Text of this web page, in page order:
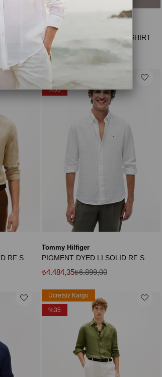
Calvin Klein
LS SOLID LINEN CLASSIC SHIRT
₺3.574,35 ₺5.499,00
PIGMENT DYED LI SOLID RF SHIRT
Tommy Hilfiger
PIGMENT DYED LI SOLID RF SHIRT
₺4.484,35₺6.899,00
%35
Ücretsiz Kargo
%35